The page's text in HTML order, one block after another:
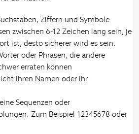
Ziffern und Symbole
zwischen 6-12 Zeichen lang sein, je
ist, desto sicherer wird es sein.
oder Phrasen, die andere
erraten können
Ihren Namen oder ihr
Sequenzen oder
Zum Beispiel 12345678 oder